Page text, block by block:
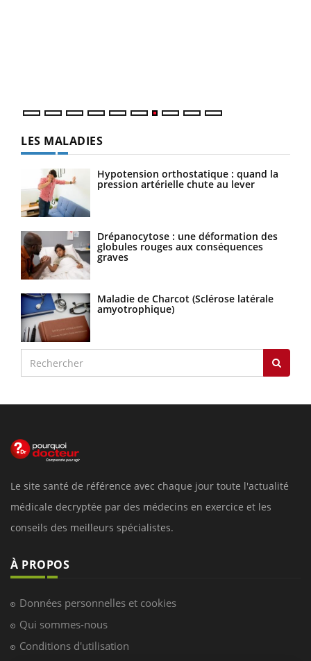
LES MALADIES
Hypotension orthostatique : quand la
pression artérielle chute au lever
Drépanocytose : une déformation des
globules rouges aux conséquences
graves
Maladie de Charcot (Sclérose latérale
amyotrophique)
Le site santé de référence avec chaque jour toute l'actualité
médicale decryptée par des médecins en exercice et les
conseils des meilleurs spécialistes.
À PROPOS
Données personnelles et cookies
Qui sommes-nous
Conditions d'utilisation